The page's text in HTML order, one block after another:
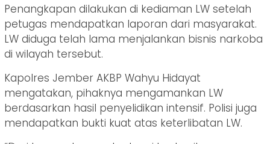
Penangkapan dilakukan di kediaman LW setelah
petugas mendapatkan laporan dari masyarakat.
LW diduga telah lama menjalankan bisnis narkoba
di wilayah tersebut.
Kapolres Jember AKBP Wahyu Hidayat
mengatakan, pihaknya mengamankan LW
berdasarkan hasil penyelidikan intensif. Polisi juga
mendapatkan bukti kuat atas keterlibatan LW.